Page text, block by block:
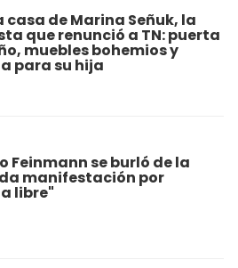
casa de Marina Señuk, la
que renunció a TN: puerta
muebles bohemios y
para su hija
Feinmann se burló de la
manifestación por
libre"